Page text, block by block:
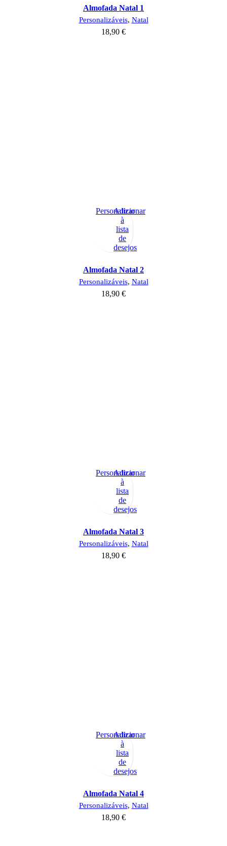
Almofada Natal 1
Personalizáveis, Natal
18,90 €
Personalizar
Adicionar
à
lista
de
desejos
Almofada Natal 2
Personalizáveis, Natal
18,90 €
Personalizar
Adicionar
à
lista
de
desejos
Almofada Natal 3
Personalizáveis, Natal
18,90 €
Personalizar
Adicionar
à
lista
de
desejos
Almofada Natal 4
Personalizáveis, Natal
18,90 €